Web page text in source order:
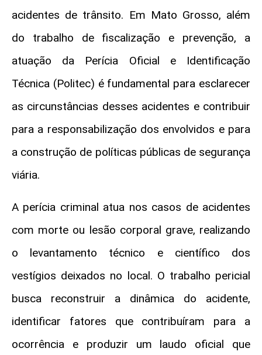
acidentes de trânsito. Em Mato Grosso, além
do trabalho de fiscalização e prevenção, a
atuação da Perícia Oficial e Identificação
Técnica (Politec) é fundamental para esclarecer
as circunstâncias desses acidentes e contribuir
para a responsabilização dos envolvidos e para
a construção de políticas públicas de segurança
viária.
A perícia criminal atua nos casos de acidentes
com morte ou lesão corporal grave, realizando
o levantamento técnico e científico dos
vestígios deixados no local. O trabalho pericial
busca reconstruir a dinâmica do acidente,
identificar fatores que contribuíram para a
ocorrência e produzir um laudo oficial que